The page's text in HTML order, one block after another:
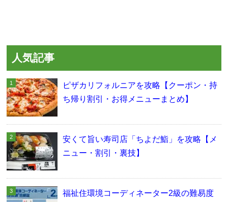
人気記事
ピザカリフォルニアを攻略【クーポン・持
ち帰り割引・お得メニューまとめ】
安くて旨い寿司店「ちよだ鮨」を攻略【メ
ニュー・割引・裏技】
福祉住環境コーディネーター2級の難易度